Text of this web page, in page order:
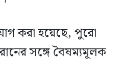
করা হয়েছে, পুরো
সঙ্গে বৈষম্যমূলক